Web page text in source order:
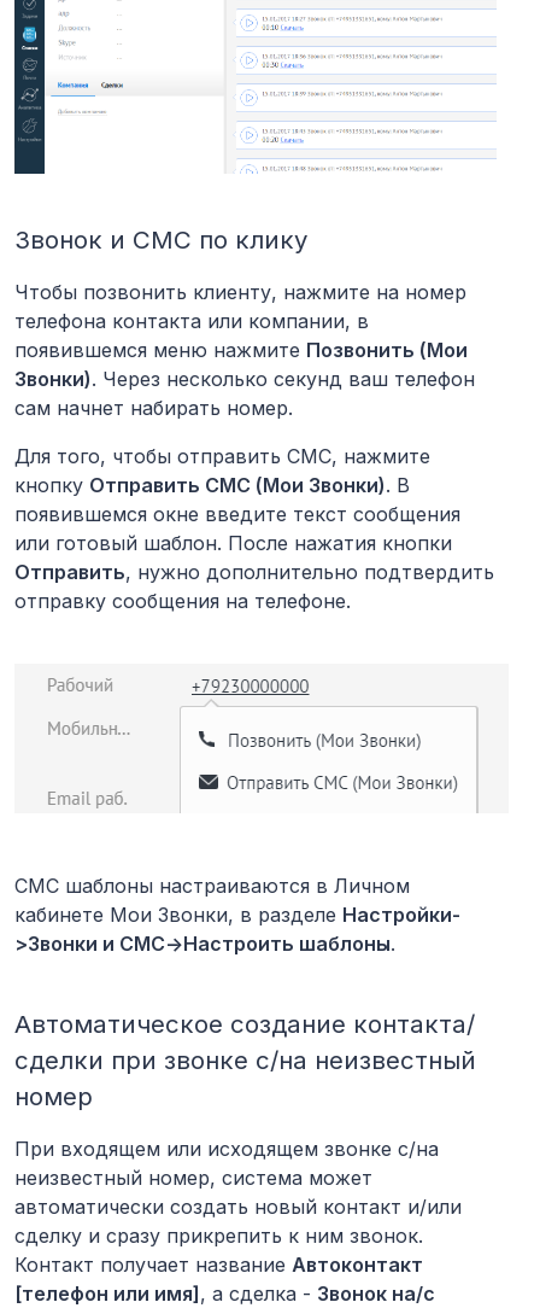
Звонок и СМС по клику
Чтобы позвонить клиенту, нажмите на номер
телефона контакта или компании, в
появившемся меню нажмите Позвонить (Мои
Звонки). Через несколько секунд ваш телефон
сам начнет набирать номер.
Для того, чтобы отправить СМС, нажмите
кнопку Отправить СМС (Мои Звонки). В
появившемся окне введите текст сообщения
или готовый шаблон. После нажатия кнопки
Отправить, нужно дополнительно подтвердить
отправку сообщения на телефоне.
СМС шаблоны настраиваются в Личном
кабинете Мои Звонки, в разделе Настройки-
>Звонки и СМС->Настроить шаблоны.
Автоматическое создание контакта/
сделки при звонке с/на неизвестный
номер
При входящем или исходящем звонке с/на
неизвестный номер, система может
автоматически создать новый контакт и/или
сделку и сразу прикрепить к ним звонок.
Контакт получает название Автоконтакт
[телефон или имя], а сделка - Звонок на/c